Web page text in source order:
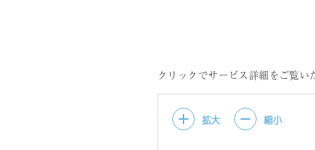
クリックでサービス詳細をご覧い
拡大 縮小